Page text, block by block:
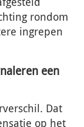
rondom
ingrepen
een
Dat
op het